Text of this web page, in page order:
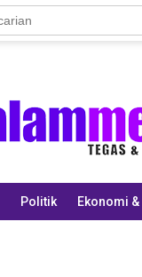
Politik Ekonomi